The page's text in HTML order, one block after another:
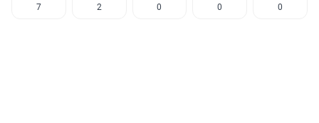
7 2 0 0 0